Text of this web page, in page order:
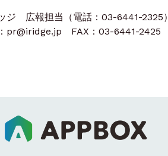
ジ 広報担当（電話：03-6441-2325）
pr@iridge.jp FAX：03-6441-2425